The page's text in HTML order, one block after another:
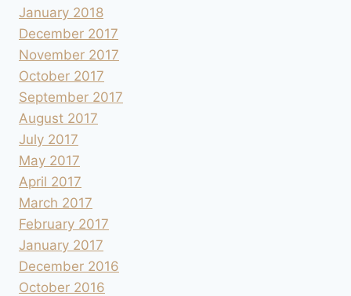
January 2018
December 2017
November 2017
October 2017
September 2017
August 2017
July 2017
May 2017
April 2017
March 2017
February 2017
January 2017
December 2016
October 2016